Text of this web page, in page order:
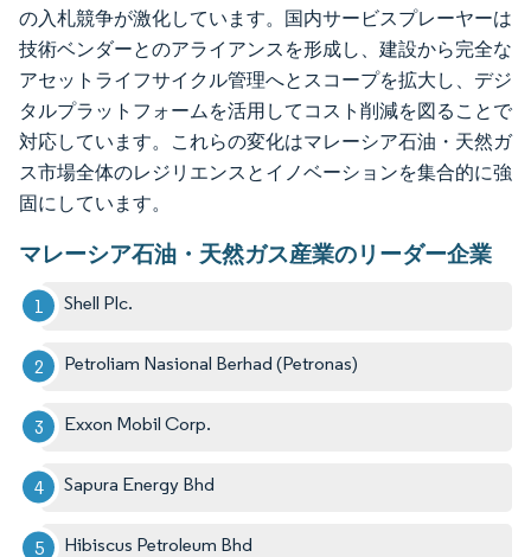
の入札競争が激化しています。国内サービスプレーヤーは
技術ベンダーとのアライアンスを形成し、建設から完全な
アセットライフサイクル管理へとスコープを拡大し、デジ
タルプラットフォームを活用してコスト削減を図ることで
対応しています。これらの変化はマレーシア石油・天然ガ
ス市場全体のレジリエンスとイノベーションを集合的に強
固にしています。
マレーシア石油・天然ガス産業のリーダー企業
Shell Plc.
Petroliam Nasional Berhad (Petronas)
Exxon Mobil Corp.
Sapura Energy Bhd
Hibiscus Petroleum Bhd